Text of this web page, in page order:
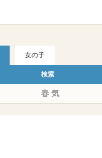
女の子
検索
春 気